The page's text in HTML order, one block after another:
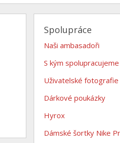
Spolupráce
Naši ambasadoři
S kým spolupracujeme
Uživatelské fotografie
Dárkové poukázky
Hyrox
Dámské šortky Nike